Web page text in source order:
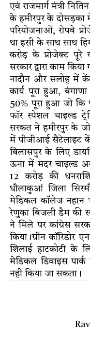
एवं राजमार्ग मंत्री
के हमीरपुर के दोसड़का
परियोजनाओं, रोपवे
था इसी के साथ साथ
करोड़ के प्रोजेक्ट पूरे
सरकार द्वारा काम किया
नादौन और सलोह में
कार्य पूरा हुआ, बंगाणा
50% पूरा हुआ जो कि
फॉर स्पेशल चाइल्ड
सरकत ने हमीरपुर के
में पीजीआई सैटेलाइट
बिलासपुर के लिए
ऊना में मदर चाइल्ड
₹12 करोड़ की
धौलाकुआं जिला
मेडिकल कॉलेज नहान
रेणुका बिजली डैम की
ने मिले पर कांग्रेस
किया।ग्रीन कॉरिडोर
शिलाई हाटकोटी के
मेडिकल डिवाइस
नहीं किया जा सकता।